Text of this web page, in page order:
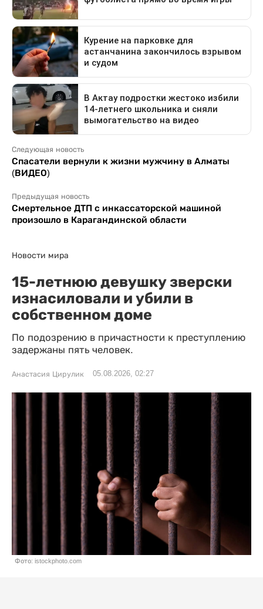
Следующая новость
Спасатели вернули к жизни мужчину в Алматы
(ВИДЕО)
Предыдущая новость
Смертельное ДТП с инкассаторской машиной
произошло в Карагандинской области
Новости мира
15-летнюю девушку зверски
изнасиловали и убили в
собственном доме
По подозрению в причастности к преступлению
задержаны пять человек.
Анастасия Цирулик 05.08.2026, 02:27
Фото: istockphoto.com